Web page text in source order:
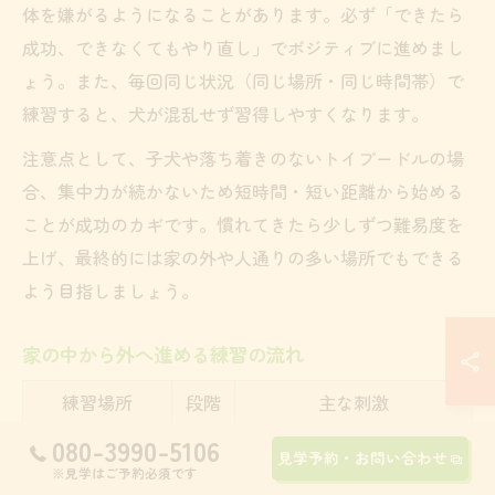
体を嫌がるようになることがあります。必ず「できたら
成功、できなくてもやり直し」でポジティブに進めまし
ょう。また、毎回同じ状況（同じ場所・同じ時間帯）で
練習すると、犬が混乱せず習得しやすくなります。
注意点として、子犬や落ち着きのないトイプードルの場
合、集中力が続かないため短時間・短い距離から始める
ことが成功のカギです。慣れてきたら少しずつ難易度を
上げ、最終的には家の外や人通りの多い場所でもできる
よう目指しましょう。
家の中から外へ進める練習の流れ
練習場所 段階
主な刺激
家の中
1
静か、刺激少なめ
玄関・庭
少し刺激、短時間
080-3990-5106
※見学はご予約必須です
見学予約・お問い合わせ